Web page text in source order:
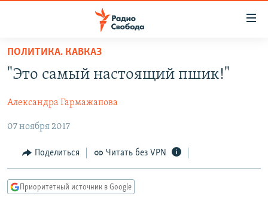
упрощенного
доступа
содержанию
Вернутся
главной
навигации
ПРОГРАММЫ
АВТОРСКИЕ ПРОЕКТЫ
ЦИТАТЫ СВОБОДЫ
МНЕНИЯ
КУЛЬТУРА
IDEL.РЕАЛИИ
ПОЛИТИКА. КАВКАЗ
"Это самый настоящий пшик!"
Александра Гармажапова
07 ноября 2017
Поделиться Читать без VPN
Приоритетный источник в Google